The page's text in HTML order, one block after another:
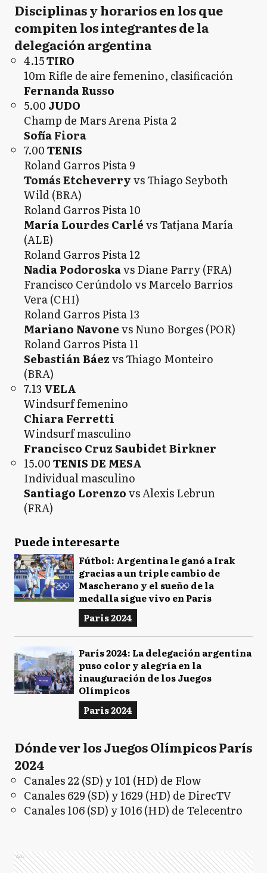
Disciplinas y horarios en los que
compiten los integrantes de la
delegación argentina
4.15TIRO
10m Rifle de aire femenino, clasificación
Fernanda Russo
5.00 JUDO
Champ de Mars Arena Pista 2
Sofía Fiora
7.00TENIS
Roland Garros Pista 9
Tomás Etcheverryvs Thiago Seyboth
Wild (BRA)
Roland Garros Pista 10
María Lourdes Carlévs Tatjana María
(ALE)
Roland Garros Pista 12
Nadia Podoroskavs Diane Parry (FRA)
Francisco Cerúndolo vs Marcelo Barrios
Vera (CHI)
Roland Garros Pista 13
Mariano Navonevs Nuno Borges (POR)
Roland Garros Pista 11
Sebastián Báezvs Thiago Monteiro
(BRA)
7.13 VELA
Windsurf femenino
Chiara Ferretti
Windsurf masculino
Francisco Cruz Saubidet Birkner
15.00TENIS DE MESA
Individual masculino
Santiago Lorenzovs Alexis Lebrun
(FRA)
Puede interesarte
Fútbol: Argentina le ganó a Irak
gracias a un triple cambio de
Mascherano y el sueño de la
medalla sigue vivo en París
Paris 2024
París 2024: La delegación argentina
puso color y alegría en la
inauguración de los Juegos
Olímpicos
Paris 2024
Dónde ver los Juegos Olímpicos París
2024
Canales 22 (SD) y 101 (HD) de Flow
Canales 629 (SD) y 1629 (HD) de DirecTV
Canales 106 (SD) y 1016 (HD) de Telecentro
Ads